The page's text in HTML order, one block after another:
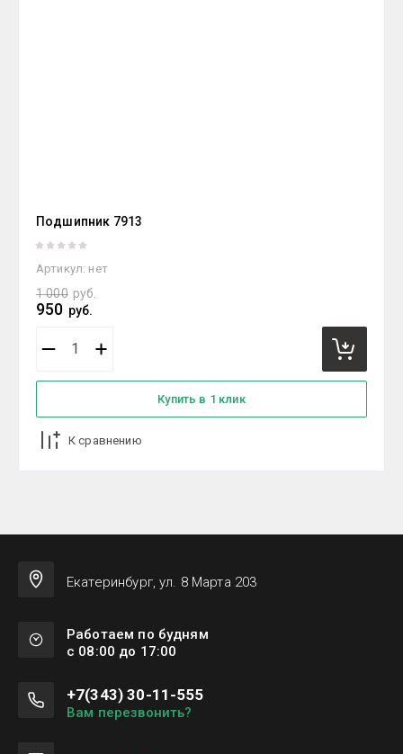
Подшипник 7913
Артикул: нет
1 000 руб.
950 руб.
Купить в 1 клик
К сравнению
Екатеринбург, ул. 8 Марта 203
Работаем по будням
с 08:00 до 17:00
+7(343) 30-11-555
Вам перезвонить?